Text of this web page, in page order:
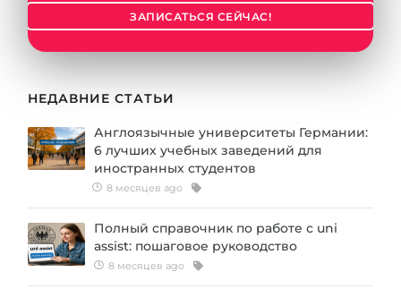
ЗАПИСАТЬСЯ СЕЙЧАС!
НЕДАВНИЕ СТАТЬИ
Англоязычные университеты Германии:
6 лучших учебных заведений для
иностранных студентов
8 месяцев ago
Полный справочник по работе с uni
assist: пошаговое руководство
8 месяцев ago